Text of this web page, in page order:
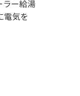
ラー給湯
電気を